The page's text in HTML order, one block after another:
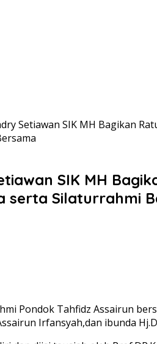
Setiawan SIK MH Bagikan
SIK MH
serta Silaturrahmi
Pondok Tahfidz Assairun
Irfansyah,dan ibunda